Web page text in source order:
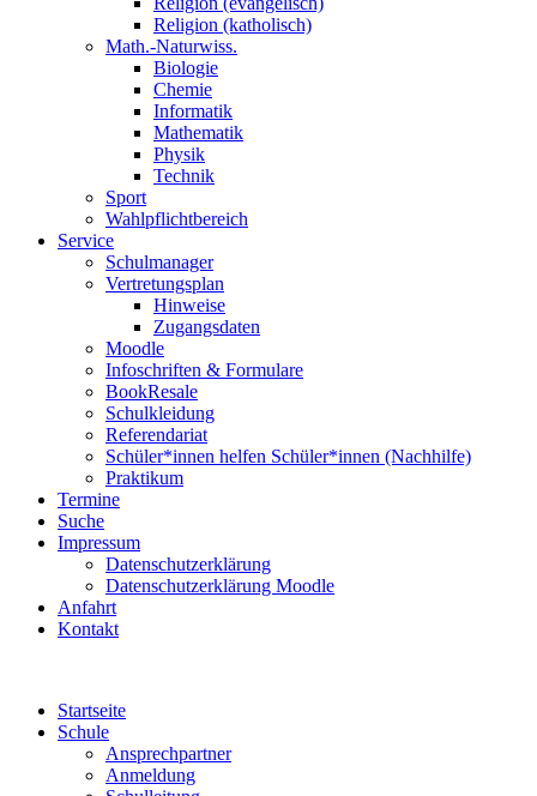
Religion (katholisch)
Math.-Naturwiss.
Biologie
Chemie
Informatik
Mathematik
Physik
Technik
Sport
Wahlpflichtbereich
Service
Schulmanager
Vertretungsplan
Hinweise
Zugangsdaten
Moodle
Infoschriften & Formulare
BookResale
Schulkleidung
Referendariat
Schüler*innen helfen Schüler*innen (Nachhilfe)
Praktikum
Termine
Suche
Impressum
Datenschutzerklärung
Datenschutzerklärung Moodle
Anfahrt
Kontakt
Startseite
Schule
Ansprechpartner
Anmeldung